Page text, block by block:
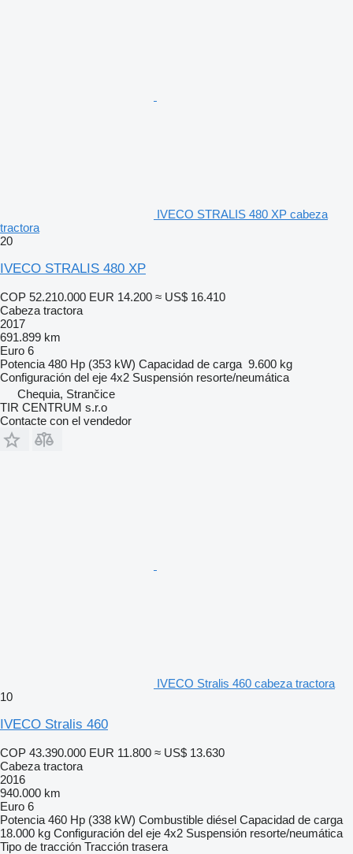
IVECO STRALIS 480 XP cabeza
tractora
20
IVECO STRALIS 480 XP
COP 52.210.000 EUR 14.200 ≈ US$ 16.410
Cabeza tractora
2017
691.899 km
Euro 6
Potencia 480 Hp (353 kW) Capacidad de carga 9.600 kg
Configuración del eje 4x2 Suspensión resorte/neumática
Chequia, Strančice
TIR CENTRUM s.r.o
Contacte con el vendedor
IVECO Stralis 460 cabeza tractora
10
IVECO Stralis 460
COP 43.390.000 EUR 11.800 ≈ US$ 13.630
Cabeza tractora
2016
940.000 km
Euro 6
Potencia 460 Hp (338 kW) Combustible diésel Capacidad de carga
18.000 kg Configuración del eje 4x2 Suspensión resorte/neumática
Tipo de tracción Tracción trasera